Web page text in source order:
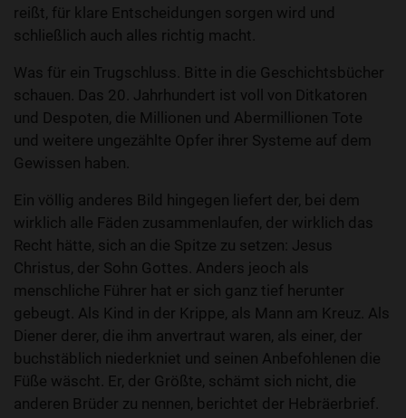
reißt, für klare Entscheidungen sorgen wird und
schließlich auch alles richtig macht.
Was für ein Trugschluss. Bitte in die Geschichtsbücher
schauen. Das 20. Jahrhundert ist voll von Ditkatoren
und Despoten, die Millionen und Abermillionen Tote
und weitere ungezählte Opfer ihrer Systeme auf dem
Gewissen haben.
Ein völlig anderes Bild hingegen liefert der, bei dem
wirklich alle Fäden zusammenlaufen, der wirklich das
Recht hätte, sich an die Spitze zu setzen: Jesus
Christus, der Sohn Gottes. Anders jeoch als
menschliche Führer hat er sich ganz tief herunter
gebeugt. Als Kind in der Krippe, als Mann am Kreuz. Als
Diener derer, die ihm anvertraut waren, als einer, der
buchstäblich niederkniet und seinen Anbefohlenen die
Füße wäscht. Er, der Größte, schämt sich nicht, die
anderen Brüder zu nennen, berichtet der Hebräerbrief.